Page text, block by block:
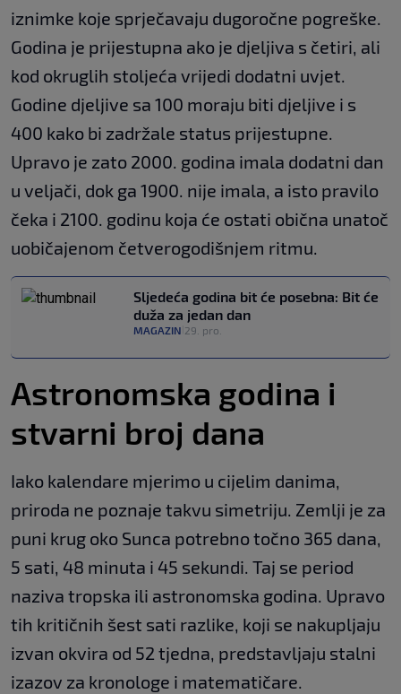
iznimke koje sprječavaju dugoročne pogreške.
Godina je prijestupna ako je djeljiva s četiri, ali
kod okruglih stoljeća vrijedi dodatni uvjet.
Godine djeljive sa 100 moraju biti djeljive i s
400 kako bi zadržale status prijestupne.
Upravo je zato 2000. godina imala dodatni dan
u veljači, dok ga 1900. nije imala, a isto pravilo
čeka i 2100. godinu koja će ostati obična unatoč
uobičajenom četverogodišnjem ritmu.
Sljedeća godina bit će posebna: Bit će
duža za jedan dan
MAGAZIN 29. pro.
Astronomska godina i
stvarni broj dana
Iako kalendare mjerimo u cijelim danima,
priroda ne poznaje takvu simetriju. Zemlji je za
puni krug oko Sunca potrebno točno 365 dana,
5 sati, 48 minuta i 45 sekundi. Taj se period
naziva tropska ili astronomska godina. Upravo
tih kritičnih šest sati razlike, koji se nakupljaju
izvan okvira od 52 tjedna, predstavljaju stalni
izazov za kronologe i matematičare.